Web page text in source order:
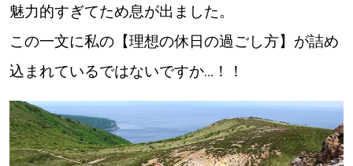
魅力的すぎてため息が出ました。
この一文に私の【理想の休日の過ごし方】が詰め
込まれているではないですか…！！